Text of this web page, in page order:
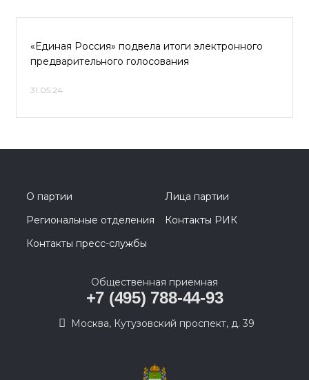
«Единая Россия» подвела итоги электронного
предварительного голосования
31.05.24
О партии
Лица партии
Региональные отделения
Контакты РИК
Контакты пресс-службы
Общественная приемная
+7 (495) 788-44-93
Москва, Кутузовский проспект, д. 39